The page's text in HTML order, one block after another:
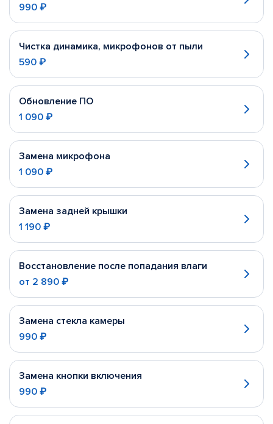
990 ₽
Чистка динамика, микрофонов от пыли
590 ₽
Обновление ПО
1 090 ₽
Замена микрофона
1 090 ₽
Замена задней крышки
1 190 ₽
Восстановление после попадания влаги
от 2 890 ₽
Замена стекла камеры
990 ₽
Замена кнопки включения
990 ₽